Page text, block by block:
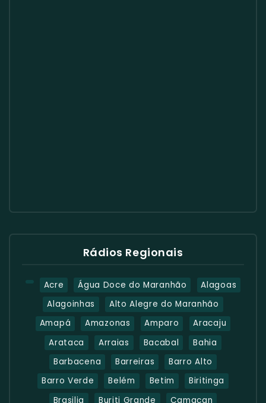
Rádios Regionais
Acre Água Doce do Maranhão
Alagoas
Alagoinhas
Alto Alegre do Maranhão
Amapá
Amazonas Amparo
Aracaju
Arataca
Arraias Bacabal
Bahia
Barbacena
Barreiras
Barro Alto
Barro Verde
Belém Betim
Biritinga
Brasilia
Buriti Grande Camacan